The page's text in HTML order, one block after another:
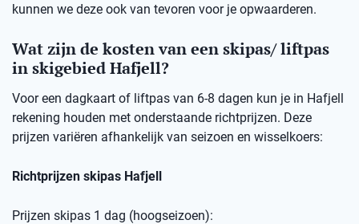
kunnen we deze ook van tevoren voor je opwaarderen.
Wat zijn de kosten van een skipas/ liftpas
in skigebied Hafjell?
Voor een dagkaart of liftpas van 6-8 dagen kun je in Hafjell
rekening houden met onderstaande richtprijzen. Deze
prijzen variëren afhankelijk van seizoen en wisselkoers:
Richtprijzen skipas Hafjell
Prijzen skipas 1 dag (hoogseizoen):